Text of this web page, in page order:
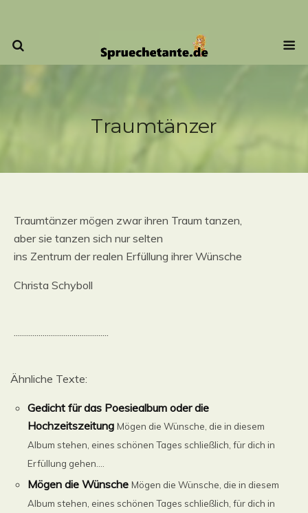
Traumtänzer
Traumtänzer mögen zwar ihren Traum tanzen,
aber sie tanzen sich nur selten
ins Zentrum der realen Erfüllung ihrer Wünsche
Christa Schyboll
..............................................
Ähnliche Texte:
Gedicht für das Poesiealbum oder die
Hochzeitszeitung Mögen die Wünsche, die in diesem
Album stehen, eines schönen Tages schließlich, für dich in
Erfüllung gehen....
Mögen die Wünsche Mögen die Wünsche, die in diesem
Album stehen, eines schönen Tages schließlich, für dich in